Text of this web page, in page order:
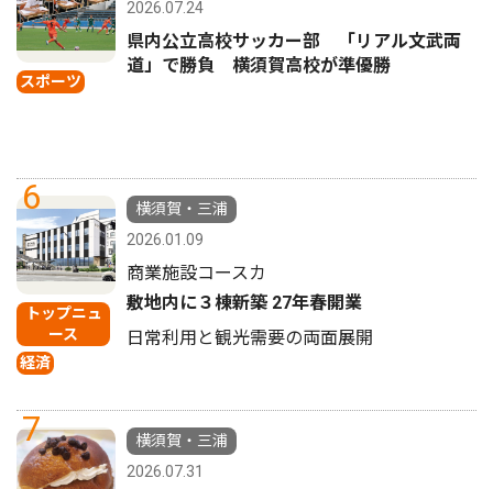
スポーツ
2026.07.24
県内公立高校サッカー部 「リアル文武両
道」で勝負 横須賀高校が準優勝
6
トップニュ
ース
経済
横須賀・三浦
2026.01.09
商業施設コースカ
敷地内に３棟新築 27年春開業
日常利用と観光需要の両面展開
7
横須賀・三浦
2026.07.31